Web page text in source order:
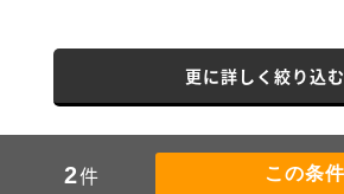
更に詳しく絞り込む
2件